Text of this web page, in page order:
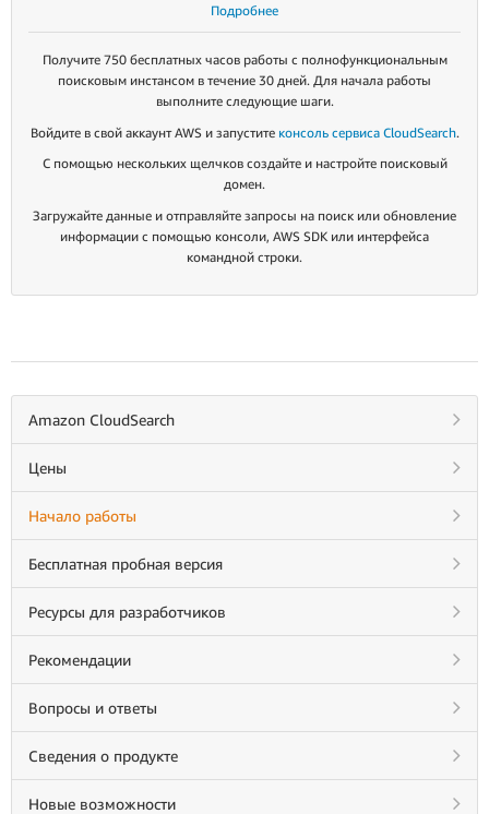
Amazon CloudSearch
Цены
Начало работы
Бесплатная пробная версия
Ресурсы для разработчиков
Рекомендации
Вопросы и ответы
Сведения о продукте
Новые возможности
Подробнее
Получите 750 бесплатных часов работы с полнофункциональным
поисковым инстансом в течение 30 дней. Для начала работы
выполните следующие шаги.
Войдите в свой аккаунт AWS и запустите консоль сервиса CloudSearch.
С помощью нескольких щелчков создайте и настройте поисковый
домен.
Загружайте данные и отправляйте запросы на поиск или обновление
информации с помощью консоли, AWS SDK или интерфейса
командной строки.